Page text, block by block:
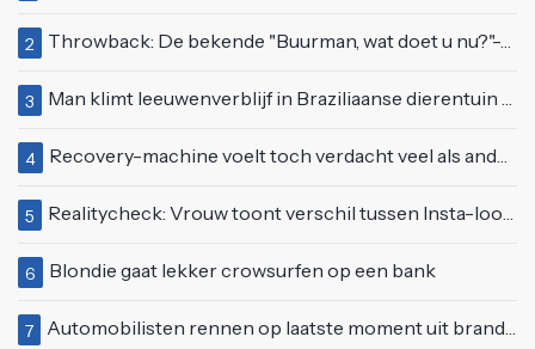
2 Throwback: De bekende "Buurman, wat doet u nu?"-scène uit Flodder met Tatjana Šimić
3 Man klimt leeuwenverblijf in Braziliaanse dierentuin en overleeft het niet
4 Recovery-machine voelt toch verdacht veel als ander soort work-out
5 Realitycheck: Vrouw toont verschil tussen Insta-look en realiteit
6 Blondie gaat lekker crowsurfen op een bank
7 Automobilisten rennen op laatste moment uit brandende auto op de A58